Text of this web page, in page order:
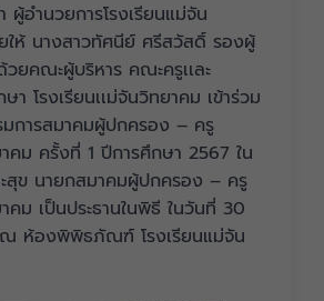
อำนวยการโรงเรียนแม่จัน
ให้ นางสาวทัศนีย์ ศรีสวัสดิ์ รองผู้
ยคณะผู้บริหาร คณะครูเเละ
า โรงเรียนเเม่จันวิทยาคม เข้าร่วม
มการสมาคมผู้ปกครอง – ครู
คม ครั้งที่ 1 ปีการศึกษา 2567 ใน
สุข นายกสมาคมผู้ปกครอง – ครู
คม เป็นประธานในพิธี ในวันที่ 30
ห้องพิพิธภัณฑ์ โรงเรียนแม่จัน